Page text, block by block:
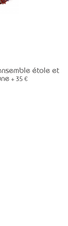
étole et
+ 35 €